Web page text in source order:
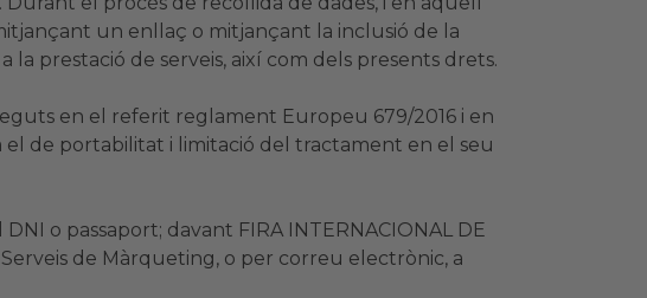
un enllaç o mitjançant la inclusió de la
prestació de serveis, així com dels presents drets.
en el referit reglament Europeu 679/2016 i en
el de portabilitat i limitació del tractament en el seu
o passaport; davant FIRA INTERNACIONAL DE
de Màrqueting, o per correu electrònic, a